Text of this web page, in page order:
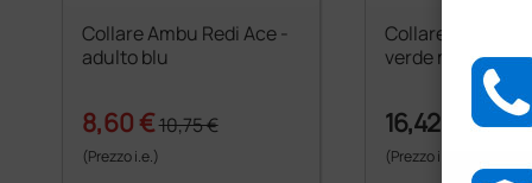
Collare Ambu Redi Ace -
adulto blu
8,60 €10,75 €
(Prezzo i.e.)
Collare Ambu
verde militare
16,42 €
(Prezzo i.e.)